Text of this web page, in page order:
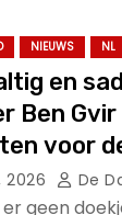
NIEUWS NL
en
Ben
voor
ontploft!.
2026 De
geen